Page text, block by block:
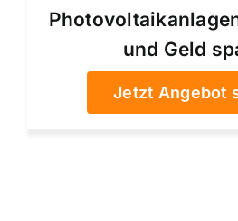
und Geld
Jetzt Angebot